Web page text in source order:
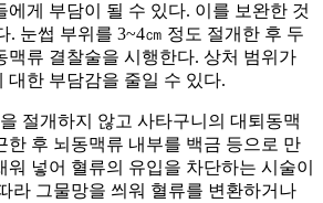
에게 부담이 될 수 있다. 이를 보완한 것
. 눈썹 부위를 3~4㎝ 정도 절개한 후 두
맥류 결찰술을 시행한다. 상처 범위가
대한 부담감을 줄일 수 있다.
절개하지 않고 사타구니의 대퇴동맥
한 후 뇌동맥류 내부를 백금 등으로 만
넣어 혈류의 유입을 차단하는 시술이
라 그물망을 씌워 혈류를 변환하거나